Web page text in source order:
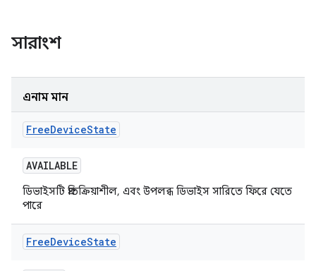
সারাংশ
এনাম মান
FreeDeviceState
AVAILABLE
ডিভাইসটি প্রতিক্রিয়াশীল, এবং উপলব্ধ ডিভাইস সারিতে ফিরে যেতে
পারে
FreeDeviceState